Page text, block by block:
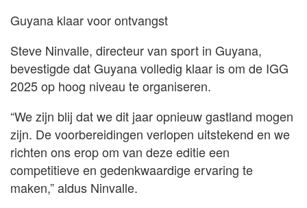
Guyana klaar voor ontvangst
Steve Ninvalle, directeur van sport in Guyana,
bevestigde dat Guyana volledig klaar is om de IGG
2025 op hoog niveau te organiseren.
“We zijn blij dat we dit jaar opnieuw gastland mogen
zijn. De voorbereidingen verlopen uitstekend en we
richten ons erop om van deze editie een
competitieve en gedenkwaardige ervaring te
maken,” aldus Ninvalle.